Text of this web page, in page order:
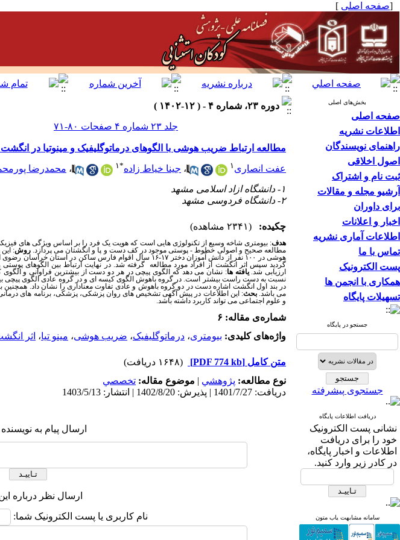
[صفحه اصلی ]
بخش‌های اصلی
صفحه اصلی
اطلاعات نشریه
راهنمای نویسندگان
اصول اخلاقی
ثبت نام و اشتراک
آرشیو مجله و مقالات
برای داوران
اخبار و اعلانات
اطلاعات آماری نشریه
تماس با ما
پست الکترونیک
همکاری با انجمن ها
تسهیلات پایگاه
جستجو در پایگاه
جستجوی پیشرفته
دریافت اطلاعات پایگاه
نشانی پست الکترونیک
خود را برای دریافت
اطلاعات و اخبار پایگاه،
در کادر زیر وارد کنید.
سامانه مشابهت یاب متون
دوره ۲۳، شماره ۴ - ( ۱۲-۱۴۰۲ )
جلد ۲۳ شماره ۴ صفحات ۸۰-۷۱
مطالعه ارتباط ضریب هوشی با الگوهای درماتوگلیفیک و مینوتیا در
عفت انصاری ۱ ، جینا خیاط زاده*۱ ، محمدرضا
۱- دانشگاه ازاد اسلامی مشهد
۲- دانشگاه فردوسی مشهد
چکیده: (۲۳۴۱ مشاهده)
هدف: بیومتری شاخه وسیع از تکنولوژی هایی است که هویت یک فرد را بر اساس ویژگی های
مطالعه صحیح و اصولی خطوط - پوستی موجود در کف دست و پا و انگشتان می پردازد.روش:
هوشی در ۱۰۰ نفر از دانش آموزان دختر ۱۷-۱۶ سال اقوام فارس
گردید سپس اثر انگشت از افراد مورد مطالعه گرفته شد. در نهایت ارتباط بین الگوهای
ارزیابی شد.یافته ها: نشان می دهد که الگوی پیچی در هر دو دست از بیشترین فراوانی و
نسبت به دست راست بیشتر است. در گروه باهوش الگوی کیسه ای و در گروه عادی الگوی پیچی
در بند اول انگشت اشاره دست در دو گروه باهوش و عادی تفاوت معناداری را نشان داد.
می باشد.بحث: این اطلاعات در پیش آگهی تشخیص های روان پزشکی، پزشکی، برنامه های
و علوم اجتماعی می تواند کاربرد داشته باشد.
شماره‌ی مقاله: ۶
واژه‌های کلیدی: بیومتری، درماتوگلیفیک، ضریب هوشی، مینو تیا، اثر
متن کامل [PDF 774 kb]
(۱۶۴۸ دریافت)
نوع مطالعه: پژوهشي | موضوع مقاله: تخصصي
دریافت: 1401/7/27 | پذیرش: 1402/8/20 | انتشار: 1403/5/13
ارسال پیام به
ارسال نظر درباره
نام کاربری یا پست الکترونیک شما: